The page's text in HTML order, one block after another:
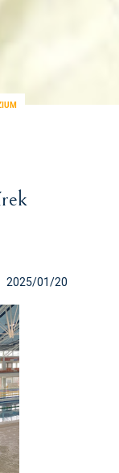
2025/01/20